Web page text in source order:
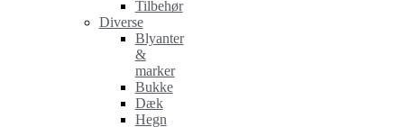
Tilbehør
Diverse
Blyanter
&
marker
Bukke
Dæk
Hegn